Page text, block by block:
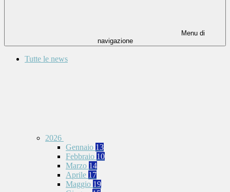
Menu di
navigazione
Tutte le news
2026
Gennaio 13
Febbraio 10
Marzo 14
Aprile 17
Maggio 19